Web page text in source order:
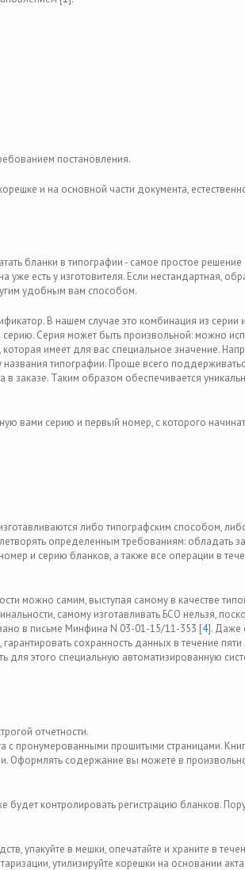
постановления.
и на основной части документа,
бланки в типографии - самое простое
есть у изготовителя. Если нестандартная,
удобным вам способом.
В нашем случае это комбинация из серии
Серия может быть произвольной: можно
имеет для вас специальное значение.
типографии. Проще всего
заказе. Таким образом обеспечивается
вами серию и первый номер, с которого
либо типографским способом,
определенным требованиям: обладать
и серию бланков, а также все операции в
можно самим, выступая самому в качестве
самому изготавливать БСО нельзя,
в письме Минфина N 03-01-15/11-353 [4]. Даже
сохранность данных в течение пяти
этого специальную автоматизированную
отчетности.
с пронумерованными прошитыми страницами.
Оформлять содержание вы можете в
будет контролировать регистрацию бланков.
упакуйте в мешки, опечатайте и храните в
утилизируйте корешки на основании